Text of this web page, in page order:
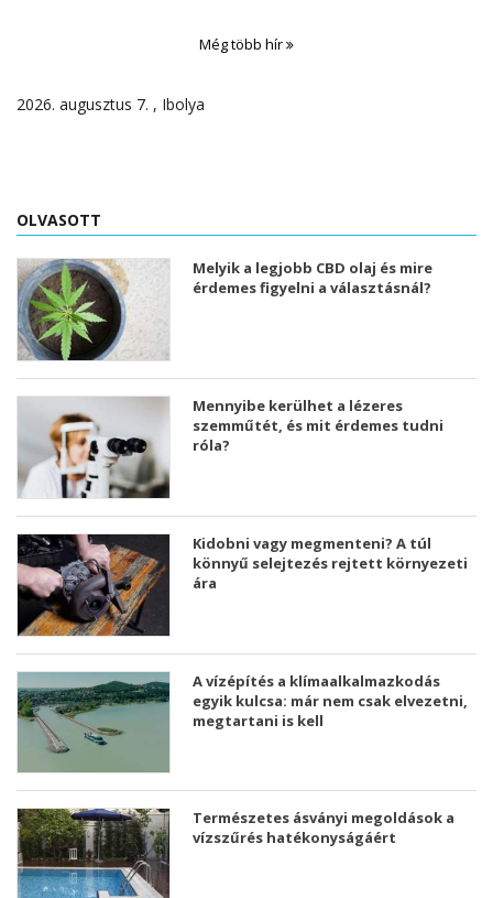
Még több hír
2026. augusztus 7. , Ibolya
OLVASOTT
Melyik a legjobb CBD olaj és mire
érdemes figyelni a választásnál?
Mennyibe kerülhet a lézeres
szemműtét, és mit érdemes tudni
róla?
Kidobni vagy megmenteni? A túl
könnyű selejtezés rejtett környezeti
ára
A vízépítés a klímaalkalmazkodás
egyik kulcsa: már nem csak elvezetni,
megtartani is kell
Természetes ásványi megoldások a
vízszűrés hatékonyságáért